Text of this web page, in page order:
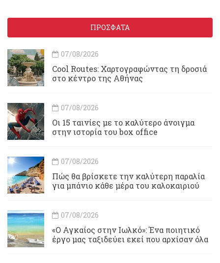
ΠΡΟΣΦΑΤΑ
07/08/2026
Cool Routes: Χαρτογραφώντας τη δροσιά
στο κέντρο της Αθήνας
07/08/2026
Οι 15 ταινίες με το καλύτερο άνοιγμα
στην ιστορία του box office
07/08/2026
Πώς θα βρίσκετε την καλύτερη παραλία
για μπάνιο κάθε μέρα του καλοκαιριού
07/08/2026
«Ο Αγκαίος στην Ιωλκό»: Ένα ποιητικό
έργο μας ταξιδεύει εκεί που αρχίσαν όλα